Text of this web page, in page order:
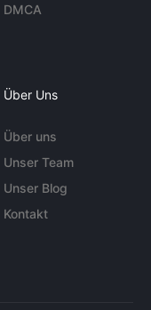
DMCA
Über Uns
Über uns
Unser Team
Unser Blog
Kontakt